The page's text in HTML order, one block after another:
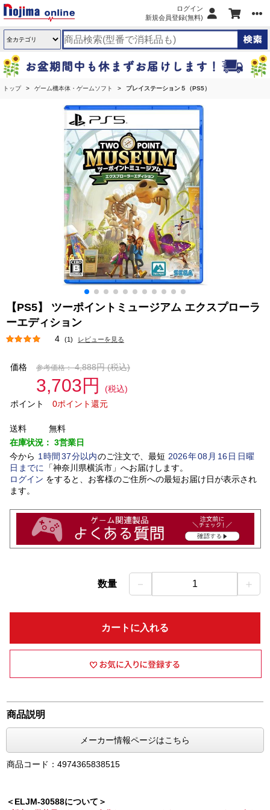
ログイン
新規会員登録(無料)
トップ ゲーム機本体・ゲームソフト プレイステーション５（PS5）
【PS5】 ツーポイントミュージアム エクスプローラ
ーエディション
4 (1) レビューを見る
価格 参考価格： 4,888円(税込)
3,703円
(税込)
ポイント
0ポイント還元
送料
無料
在庫状況： 3営業日
今から 1 時間 37分以内のご注文で、最短 2026年08 月 16日日曜
日 までに 「神奈川県横浜市」 へお届けします。
ログイン をすると、お客様のご住所への最短お届け日が表示され
ます。
数量 － 1 ＋
カートに入れる
商品説明
メーカー情報ページはこちら
商品コード：4974365838515
＜ELJM-30588について＞